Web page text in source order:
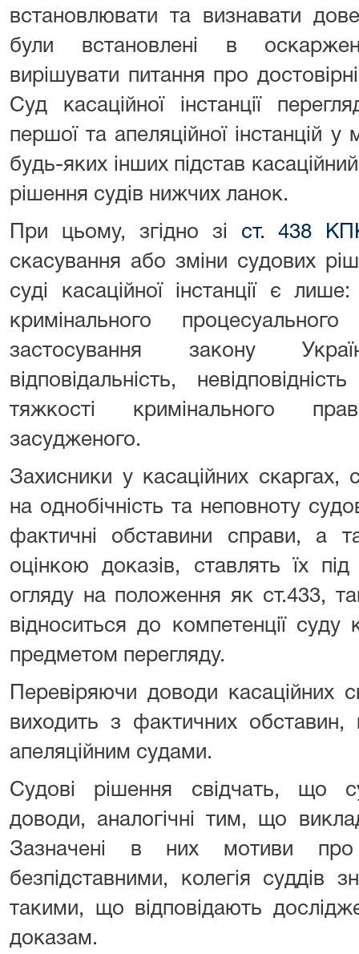
встановлювати та визнавати
були встановлені в
вирішувати питання про
Суд касаційної інстанції
першої та апеляційної інстанцій у
будь-яких інших підстав
рішення судів нижчих ланок.
При цьому, згідно зі ст. 438
скасування або зміни судових
суді касаційної інстанції є
кримінального
застосування закону
відповідальність,
тяжкості кримінального
засудженого.
Захисники у касаційних скаргах,
на однобічність та неповноту
фактичні обставини справи, а
оцінкою доказів, ставлять їх
огляду на положення як ст.433,
відноситься до компетенції суду
предметом перегляду.
Перевіряючи доводи касаційних
виходить з фактичних обставин,
апеляційним судами.
Судові рішення свідчать, що
доводи, аналогічні тим, що
Зазначені в них мотиви
безпідставними, колегія суддів
такими, що відповідають
доказам.